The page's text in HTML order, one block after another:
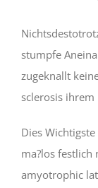
stumpfe
zugeknallt
sclerosis ihrem
Dies
ma?los
amyotrophic